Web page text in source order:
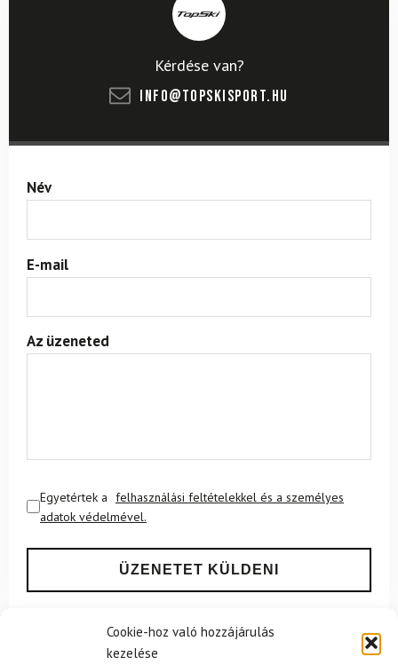
Cookie-hoz való hozzájárulás
kezelése
Kérdése van?
info@topskisport.hu
Név
E-mail
Az üzeneted
Egyetértek a felhasználási feltételekkel és a személyes
adatok védelmével.